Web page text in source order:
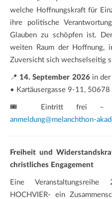
welche Hoffnungskraft für
ihre politische
Glauben zu schöpfen ist.
weiten Raum der Hoffnung,
Zuversicht sich wechselseitig
📍 14. September 2026in der
• Kartäusergasse 9-11, 50678
🎟️ Eintritt frei –
anmeldung@melanchthon-
Freiheit und
christliches Engagement
Eine
HOCHVIER- ein